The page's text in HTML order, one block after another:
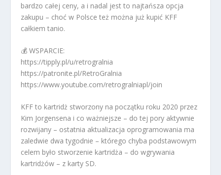
bardzo całej ceny, a i nadal jest to najtańsza opcja
zakupu – choć w Polsce też można już kupić KFF
całkiem tanio.
💰 WSPARCIE:
https://tipply.pl/u/retrogralnia
https://patronite.pl/RetroGralnia
https://www.youtube.com/retrogralniapl/join
KFF to kartridż stworzony na początku roku 2020 przez
Kim Jorgensena i co ważniejsze – do tej pory aktywnie
rozwijany – ostatnia aktualizacja oprogramowania ma
zaledwie dwa tygodnie – którego chyba podstawowym
celem było stworzenie kartridża – do wgrywania
kartridżów – z karty SD.